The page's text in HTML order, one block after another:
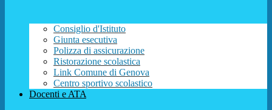
Consiglio d'Istituto
Giunta esecutiva
Polizza di assicurazione
Ristorazione scolastica
Link Comune di Genova
Centro sportivo scolastico
Docenti e ATA